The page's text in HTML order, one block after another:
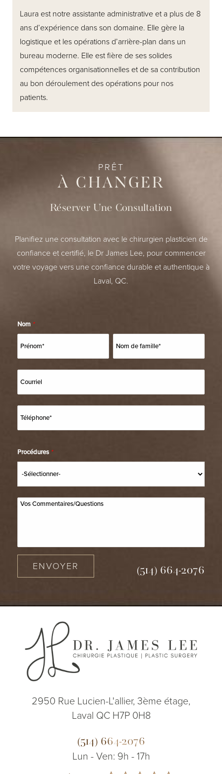
Laura est notre assistante administrative et a plus de 8
ans d’expérience dans son domaine. Elle gère la
logistique et les opérations d’arrière-plan dans un
bureau moderne. Elle est fière de ses solides
compétences organisationnelles et de sa contribution
au bon déroulement des opérations pour nos
patients.
PRÊT
À CHANGER
Réserver Une Consultation
Planifiez une consultation avec le chirurgien plasticien de
confiance et certifié, le Dr James Lee, pour commencer
votre voyage vers une confiance durable et authentique à
Laval, QC.
Nom *
Procédures *
ENVOYER (514) 664-2076
2950 Rue Lucien-L'allier, 3ème étage,
Laval QC H7P 0H8
(514) 664-2076
Lun - Ven: 9h - 17h